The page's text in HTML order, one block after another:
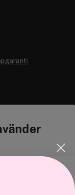
och